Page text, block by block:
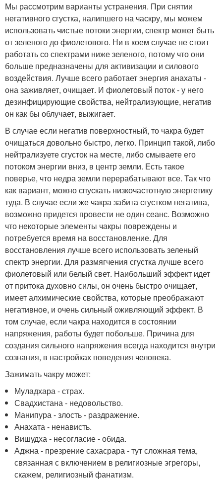
Мы рассмотрим варианты устранения. При снятии
негативного сгустка, налипшего на часкру, мы можем
использовать чистые потоки энергии, спектр может быть
от зеленого до фиолетового. Ни в коем случае не стоит
работать со спектрами ниже зеленого, потому что они
больше предназначены для активизации и силового
воздействия. Лучше всего работает энергия анахаты -
она заживляет, очищает. И фиолетовый поток - у него
дезинфицирующие свойства, нейтрализующие, негатив
он как бы облучает, выжигает.
В случае если негатив поверхностный, то чакра будет
очищаться довольно быстро, легко. Принцип такой, либо
нейтрализуете сгусток на месте, либо смываете его
потоком энергии вниз, в центр земли. Есть такое
поверье, что недра земли перерабатывают все. Так что
как вариант, можно спускать низкочастотную энергетику
туда. В случае если же чакра забита сгустком негатива,
возможно придется провести не один сеанс. Возможно
что некоторые элементы чакры повреждены и
потребуется время на восстановление. Для
восстановления лучше всего использовать зеленый
спектр энергии. Для размягчения сгустка лучше всего
фиолетовый или белый свет. Наибольший эффект идет
от притока духовно силы, он очень быстро очищает,
имеет алхимические свойства, которые преображают
негативное, и очень сильный оживляющий эффект. В
том случае, если чакра находится в состоянии
напряжения, работы будет побольше. Причина для
создания сильного напряжения всегда находится внутри
сознания, в настройках поведения человека.
Зажимать чакру может:
Муладхара - страх.
Свадхистана - недовольство.
Манипура - злость - раздражение.
Анахата - ненависть.
Вишудха - несогласие - обида.
Аджна - презрение сахасрара - тут сложная тема,
связанная с включением в религиозные эгрегоры,
скажем, религиозный фанатизм.